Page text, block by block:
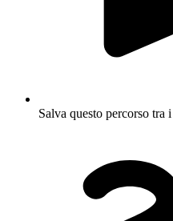
Salva questo percorso tra